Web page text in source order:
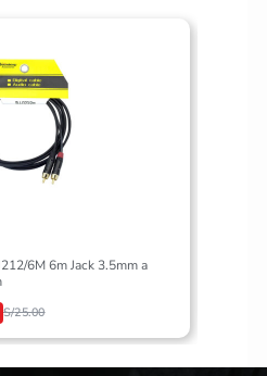
6M 6m Jack 3.5mm a
S/25.00